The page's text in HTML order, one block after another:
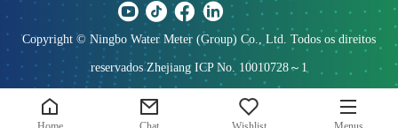
Copyright © Ningbo Water Meter (Group) Co., Ltd. Todos os direitos
reservados Zhejiang ICP No. 10010728～1